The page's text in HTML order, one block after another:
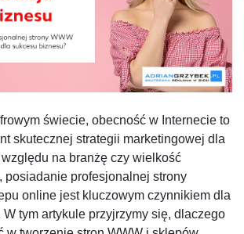
świecie, obecność w Internecie to
skutecznej strategii marketingowej dla
na branżę czy wielkość
posiadanie profesjonalnej strony
online jest kluczowym czynnikiem dla
tym artykule przyjrzymy się, dlaczego